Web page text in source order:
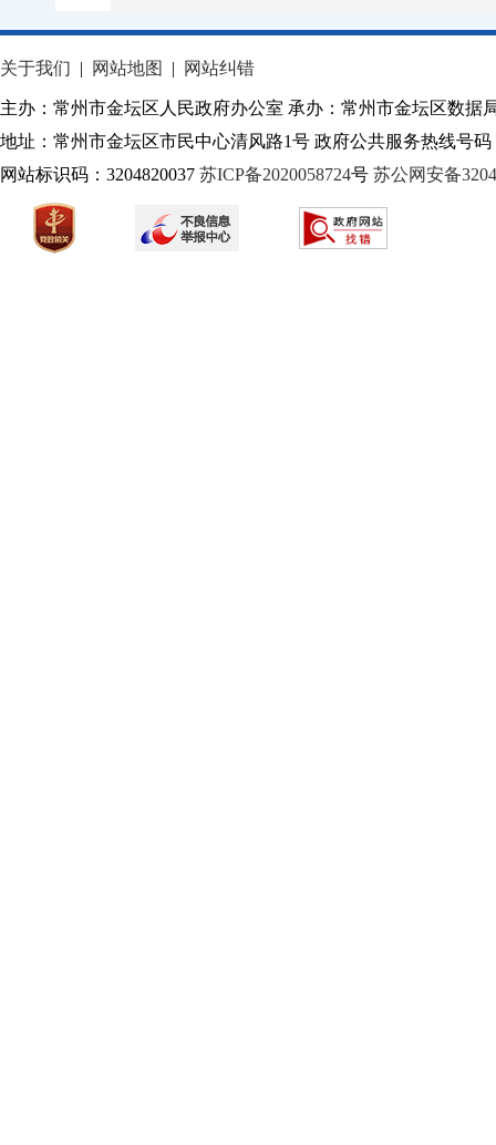
关于我们 | 网站地图 | 网站纠错
主办：常州市金坛区人民政府办公室 承办：常州市金坛区数据
地址：常州市金坛区市民中心清风路1号 政府公共服务热线号码
网站标识码：3204820037 苏ICP备2020058724号 苏公网安备